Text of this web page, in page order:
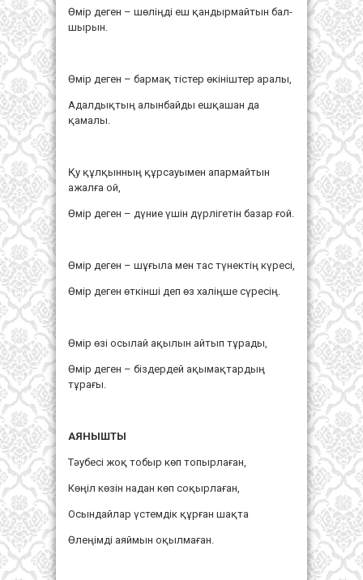
Өмір деген – шөліңді еш қандырмайтын бал-
шырын.
Өмір деген – бармақ тістер өкініштер аралы,
Адалдықтың алынбайды ешқашан да
қамалы.
Қу құлқынның құрсауымен апармайтын
ажалға ой,
Өмір деген – дүние үшін дүрлігетін базар ғой.
Өмір деген – шұғыла мен тас түнектің күресі,
Өмір деген өткінші деп өз халіңше сүресің.
Өмір өзі осылай ақылын айтып тұрады,
Өмір деген – біздердей ақымақтардың
тұрағы.
АЯНЫШТЫ
Тәубесі жоқ тобыр көп топырлаған,
Көңіл көзін надан көп соқырлаған,
Осындайлар үстемдік құрған шақта
Өлеңімді аяймын оқылмаған.